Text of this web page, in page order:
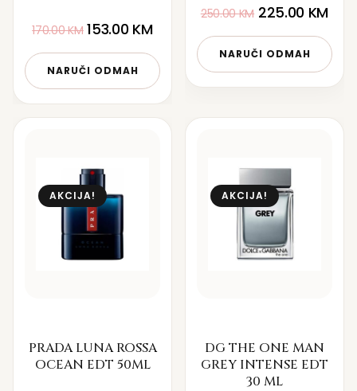
170.00KM 153.00 KM
NARUČI ODMAH
250.00KM 225.00 KM
NARUČI ODMAH
AKCIJA!
PRADA LUNA ROSSA
OCEAN EDT 50ML
AKCIJA!
DG THE ONE MAN
GREY INTENSE EDT
30 ML